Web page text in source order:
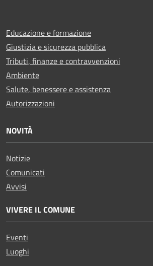
Educazione e formazione
Giustizia e sicurezza pubblica
Tributi, finanze e contravvenzioni
Ambiente
Salute, benessere e assistenza
Autorizzazioni
NOVITÀ
Notizie
Comunicati
Avvisi
VIVERE IL COMUNE
Eventi
Luoghi